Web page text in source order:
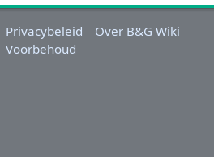
Privacybeleid
Over B&G Wiki
Voorbehoud